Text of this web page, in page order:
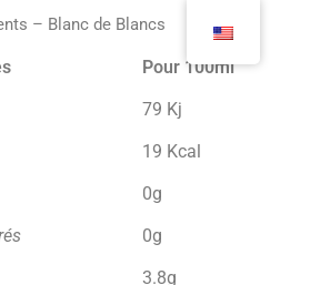
– Blanc de Blancs
Pour 100ml
79 Kj
19 Kcal
0g
0g
3.8g